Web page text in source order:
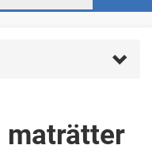
maträtter